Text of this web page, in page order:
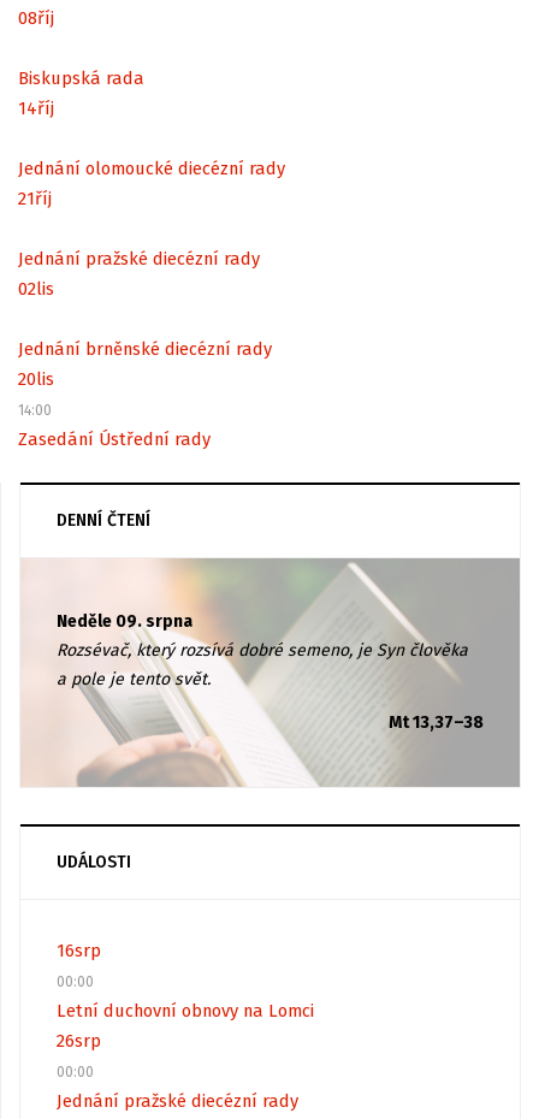
08říj
Biskupská rada
14říj
Jednání olomoucké diecézní rady
21říj
Jednání pražské diecézní rady
02lis
Jednání brněnské diecézní rady
20lis
14:00
Zasedání Ústřední rady
DENNÍ ČTENÍ
Neděle 09. srpna
Rozsévač, který rozsívá dobré semeno, je Syn člověka
a pole je tento svět.
Mt 13,37–38
UDÁLOSTI
16srp
00:00
Letní duchovní obnovy na Lomci
26srp
00:00
Jednání pražské diecézní rady